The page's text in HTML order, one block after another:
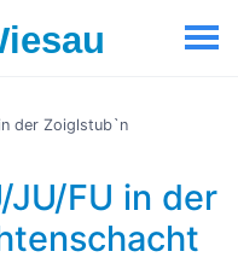
der Zoiglstub`n
JU/FU in der